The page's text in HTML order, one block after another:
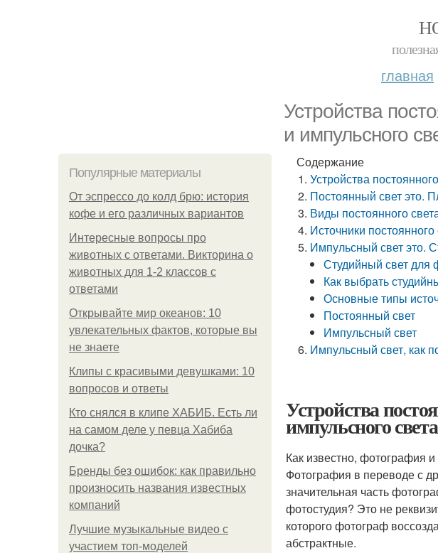
главная
Устройства
и импульсного
Популярные материалы
От эспрессо до колд брю: история
кофе и его различных вариантов
Интересные вопросы про
животных с ответами. Викторина о
животных для 1-2 классов с
ответами
Открывайте мир океанов: 10
увлекательных фактов, которые вы
не знаете
Клипы с красивыми девушками: 10
вопросов и ответы
Кто снялся в клипе ХАБИБ. Есть ли
на самом деле у певца Хабиба
дочка?
Бренды без ошибок: как правильно
произносить названия известных
компаний
Лучшие музыкальные видео с
участием топ-моделей
Содержание
Устройства
Постоянный свет это.
Виды постоянного
Источники
Импульсный свет это.
Студийный свет для
Как выбрать
Основные типы
Постоянный свет
Импульсный свет
Импульсный свет, как
Устройства
импульсного света
Как известно, фотография
Фотография в переводе с
значительная часть
фотостудия? Это не
которого фотограф
абстрактные.